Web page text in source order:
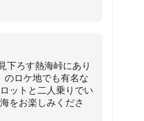
下ろす熱海峠にあり
のロケ地でも有名な
ットと二人乗りでい
をお楽しみくださ